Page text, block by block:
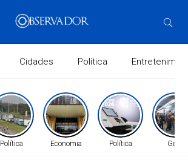
Cidades Política
Política Economia Política Geral